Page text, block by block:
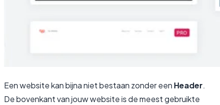
Een website kan bijna niet bestaan zonder een Header.
De bovenkant van jouw website is de meest gebruikte